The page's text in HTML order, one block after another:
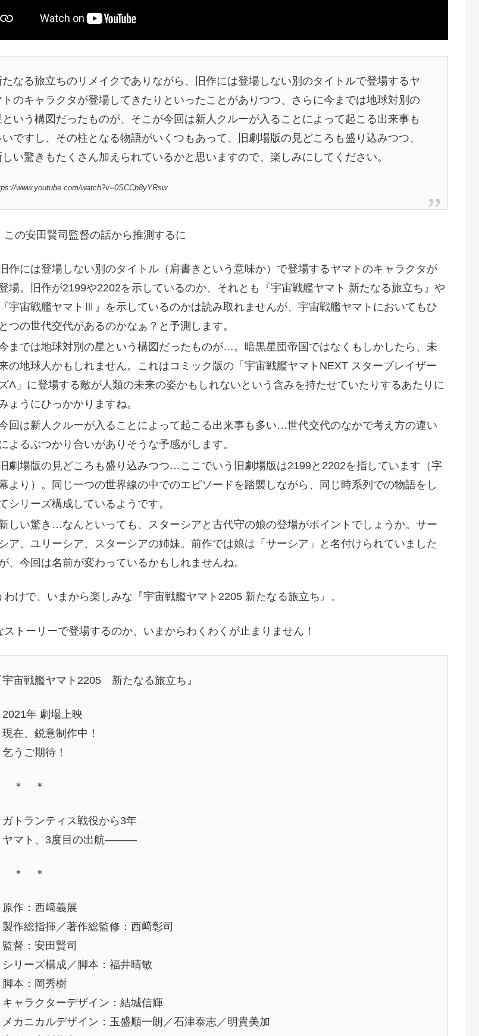
たなる旅立ちのリメイクでありながら、旧作には登場しない別のタイトルで登場するヤ
トのキャラクタが登場してきたりといったことがありつつ、さらに今までは地球対別の
という構図だったものが、そこが今回は新人クルーが入ることによって起こる出来事も
いですし、その柱となる物語がいくつもあって、旧劇場版の見どころも盛り込みつつ、
しい驚きもたくさん加えられているかと思いますので、楽しみにしてください。
www.youtube.com/watch?v=0SCCh8yYRsw
この安田賢司監督の話から推測するに
旧作には登場しない別のタイトル（肩書きという意味か）で登場するヤマトのキャラクタが
場。旧作が2199や2202を示しているのか、それとも『宇宙戦艦ヤマト 新たなる旅立ち』や
『宇宙戦艦ヤマトⅢ』を示しているのかは読み取れませんが、宇宙戦艦ヤマトにおいてもひ
とつの世代交代があるのかなぁ？と予測します。
までは地球対別の星という構図だったものが…。暗黒星団帝国ではなくもしかしたら、未
の地球人かもしれません。これはコミック版の「宇宙戦艦ヤマトNEXT スターブレイザー
ズΛ」に登場する敵が人類の未来の姿かもしれないという含みを持たせていたりするあたりに
ょうにひっかかりますね。
回は新人クルーが入ることによって起こる出来事も多い…世代交代のなかで考え方の違い
よるぶつかり合いがありそうな予感がします。
旧劇場版の見どころも盛り込みつつ…ここでいう旧劇場版は2199と2202を指しています（字
より）。同じ一つの世界線の中でのエピソードを踏襲しながら、同じ時系列での物語をし
シリーズ構成しているようです。
しい驚き…なんといっても、スターシアと古代守の娘の登場がポイントでしょうか。サー
シア、ユリーシア、スターシアの姉妹。前作では娘は「サーシア」と名付けられていました
、今回は名前が変わっているかもしれませんね。
わけで、いまから楽しみな『宇宙戦艦ヤマト2205 新たなる旅立ち』。
ストーリーで登場するのか、いまからわくわくが止まりません！
宇宙戦艦ヤマト2205 新たなる旅立ち』
年 劇場上映
在、鋭意制作中！
うご期待！
＊ ＊
トランティス戦役から3年
マト、3度目の出航―――
＊ ＊
作：西﨑義展
作総指揮／著作総監修：西﨑彰司
督：安田賢司
リーズ構成／脚本：福井晴敏
本：岡秀樹
ャラクターデザイン：結城信輝
カニカルデザイン：玉盛順一朗／石津泰志／明貴美加